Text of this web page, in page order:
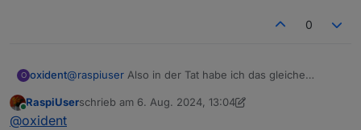
0
O oxident@raspiuser Also in der Tat habe ich das gleiche
dadurch bisher keine Nachteile gesehen. Ich dachte
Online
RaspiUserschrieb am 6. Aug. 2024, 13:04
zuletzt editiert von RaspiUser 8. Juni 2024, 18:08
@oxident